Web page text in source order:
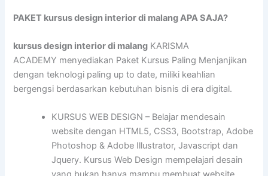
PAKET kursus design interior di malang APA SAJA?
kursus design interior di malang KARISMA
ACADEMY menyediakan Paket Kursus Paling Menjanjikan
dengan teknologi paling up to date, miliki keahlian
bergengsi berdasarkan kebutuhan bisnis di era digital.
KURSUS WEB DESIGN – Belajar mendesain
website dengan HTML5, CSS3, Bootstrap, Adobe
Photoshop & Adobe Illustrator, Javascript dan
Jquery. Kursus Web Design mempelajari desain